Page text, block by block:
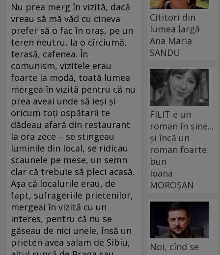
Nu prea merg în vizită, dacă
vreau să mă văd cu cineva
prefer să o fac în oraș, pe un
teren neutru, la o cîrciumă,
terasă, cafenea. În
comunism, vizitele erau
foarte la modă, toată lumea
mergea în vizită pentru că nu
prea aveai unde să ieși și
oricum toți ospătarii te
dădeau afară din restaurant
la ora zece – se stingeau
luminile din local, se ridicau
scaunele pe mese, un semn
clar că trebuie să pleci acasă.
Așa că localurile erau, de
fapt, sufrageriile prietenilor,
mergeai în vizită cu un
interes, pentru că nu se
găseau de nici unele, însă un
prieten avea salam de Sibiu,
Cititori din
lumea largă
Ana Maria
SANDU
FILIT e un
roman în sine...
și încă un
roman foarte
bun
Ioana
MOROȘAN
Noi, cînd se